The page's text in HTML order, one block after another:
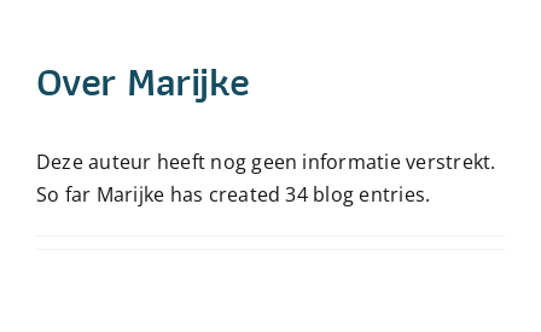
Publicaties beeldcoaching
Boek Beeldcoaching
Over Marijke
Deze auteur heeft nog geen informatie verstrekt.
So far Marijke has created 34 blog entries.